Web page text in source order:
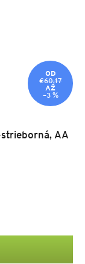
OD
€60,17
AŽ
–3 %
AA